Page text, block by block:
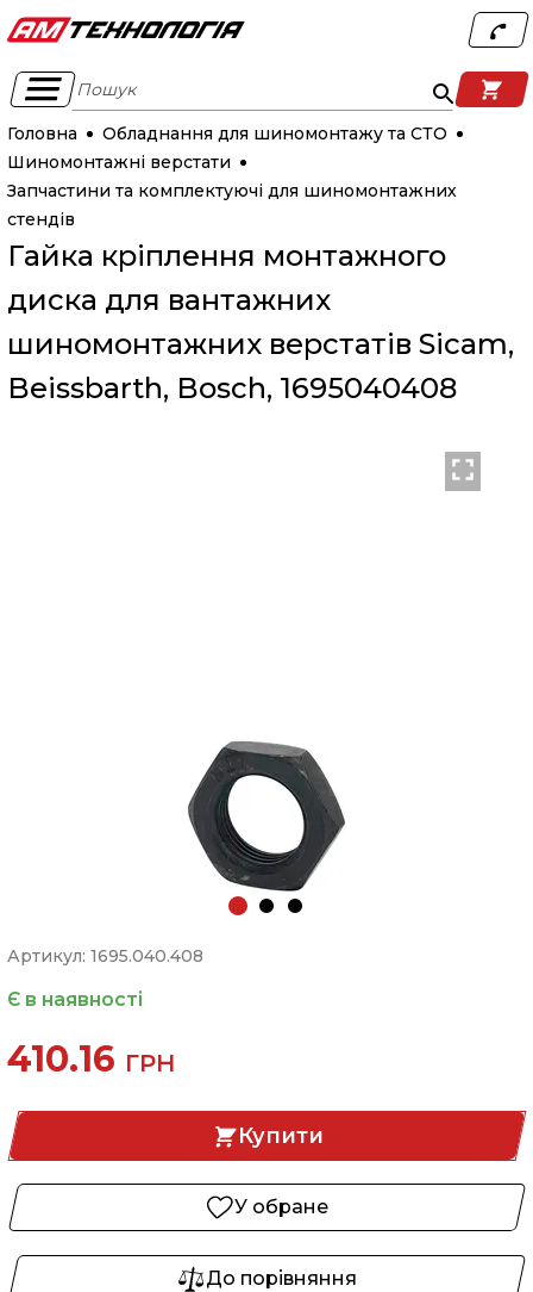
Пошук
Головна
Обладнання для шиномонтажу та СТО
Шиномонтажні верстати
Запчастини та комплектуючі для шиномонтажних
стендів
Гайка кріплення монтажного
диска для вантажних
шиномонтажних верстатів Sicam,
Beissbarth, Bosch, 1695040408
Артикул: 1695.040.408
Є в наявності
410.16 ГРН
Купити
У обране
До порівняння